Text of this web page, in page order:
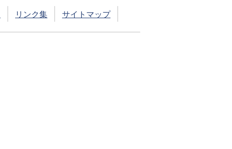
リンク集 サイトマップ